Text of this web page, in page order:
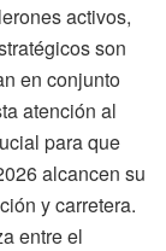
activos,
son
en conjunto
atención al
para que
alcancen su
y carretera.
entre el